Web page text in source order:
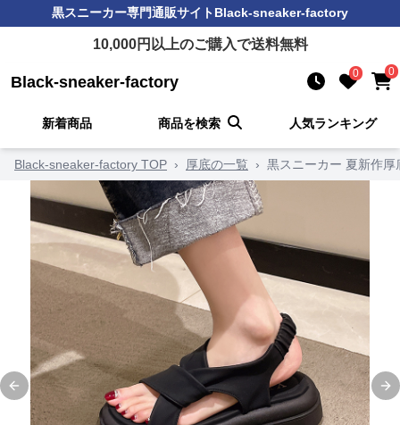
黒スニーカー専門通販サイトBlack-sneaker-factory
10,000円以上のご購入で送料無料
Black-sneaker-factory 0 0
新着商品 商品を検索 人気ランキング
Black-sneaker-factory TOP › 厚底の一覧 › 黒スニーカー 夏新作
Previous slide